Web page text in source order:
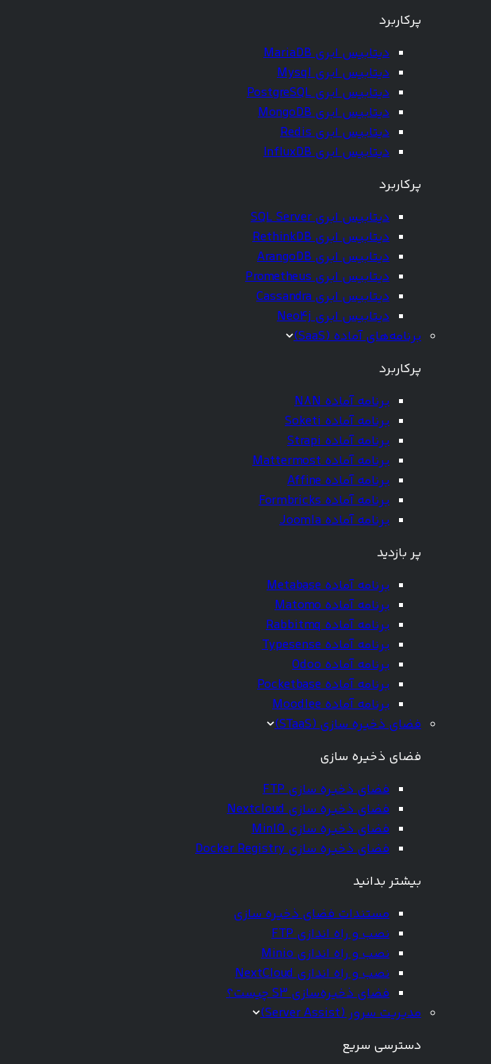
پرکاربرد
دیتابیس ابری MariaDB
دیتابیس ابری Mysql
دیتابیس ابری PostgreSQL
دیتابیس ابری MongoDB
دیتابیس ابری Redis
دیتابیس ابری InfluxDB
پرکاربرد
دیتابیس ابری SQL Server
دیتابیس ابری RethinkDB
دیتابیس ابری ArangoDB
دیتابیس ابری Prometheus
دیتابیس ابری Cassandra
دیتابیس ابری Neo4j
برنامه‌های آماده (SaaS)
پرکاربرد
برنامه آماده N8N
برنامه آماده Soketi
برنامه آماده Strapi
برنامه آماده Mattermost
برنامه آماده Affine
برنامه آماده Formbricks
برنامه آماده Joomla
پر بازدید
برنامه آماده Metabase
برنامه آماده Matomo
برنامه آماده Rabbitmq
برنامه آماده Typesense
برنامه آماده Odoo
برنامه آماده Pocketbase
برنامه آماده Moodlee
فضای ذخیره سازی (STaaS)
فضای ذخیره سازی
فضای ذخیره سازی FTP
فضای ذخیره سازی Nextcloud
فضای ذخیره سازی MinIO
فضای ذخیره سازی Docker Registry
بیشتر بدانید
مستندات فضای ذخیره سازی
نصب و راه اندازی FTP
نصب و راه اندازی Minio
نصب و راه اندازی NextCloud
فضای ذخیره‌سازی S3 چیست؟
مدیریت سرور (Server Assist)
دسترسی سریع